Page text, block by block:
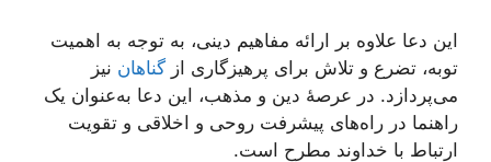
این دعا علاوه بر ارائه مفاهیم دینی، به توجه به اهمیت
توبه، تضرع و تلاش برای پرهیزگاری از گناهان نیز
می‌پردازد. در عرصهٔ دین و مذهب، این دعا به‌عنوان یک
راهنما در راه‌های پیشرفت روحی و اخلاقی و تقویت
ارتباط با خداوند مطرح است.